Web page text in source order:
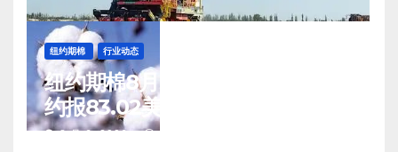
纽约期棉 行业动态
纽约期棉8月5日(周三)收涨12月合
约报83.02美分/磅
8 月 6, 2026 TENG